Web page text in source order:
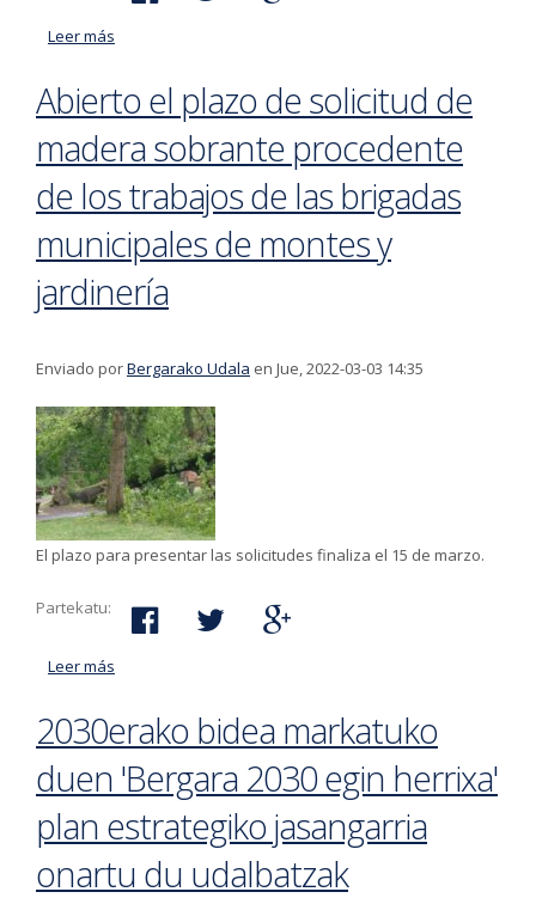
Leer más
urteko lan nagusiak
Abierto el plazo de solicitud de
madera sobrante procedente
de los trabajos de las brigadas
municipales de montes y
jardinería
Enviado porBergarako Udala en Jue, 2022-03-03 14:35
El plazo para presentar las solicitudes finaliza el 15 de marzo.
Partekatu:
Leer más
municipales de montes y jardinería
2030erako bidea markatuko
duen 'Bergara 2030 egin herrixa'
plan estrategiko jasangarria
onartu du udalbatzak